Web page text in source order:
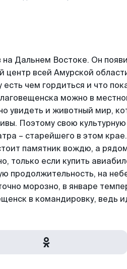
Дальнем Востоке. Он
центр всей Амурской
чем гордиться и что
можно в
увидеть и животный мир,
Поэтому свою
– старейшего в этом
памятник вождю, а
только если купить
продолжительность, на
морозно, в январе
в командировку,